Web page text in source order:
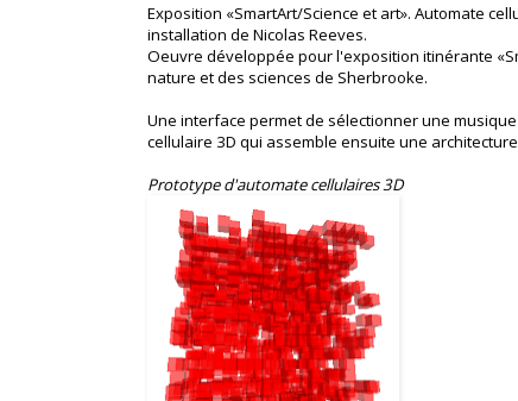
Exposition «SmartArt/Science et art». Automate
installation de Nicolas Reeves.
Oeuvre développée pour l'exposition itinérante
nature et des sciences de Sherbrooke.
Une interface permet de sélectionner une
cellulaire 3D qui assemble ensuite une
Prototype d'automate cellulaires 3D